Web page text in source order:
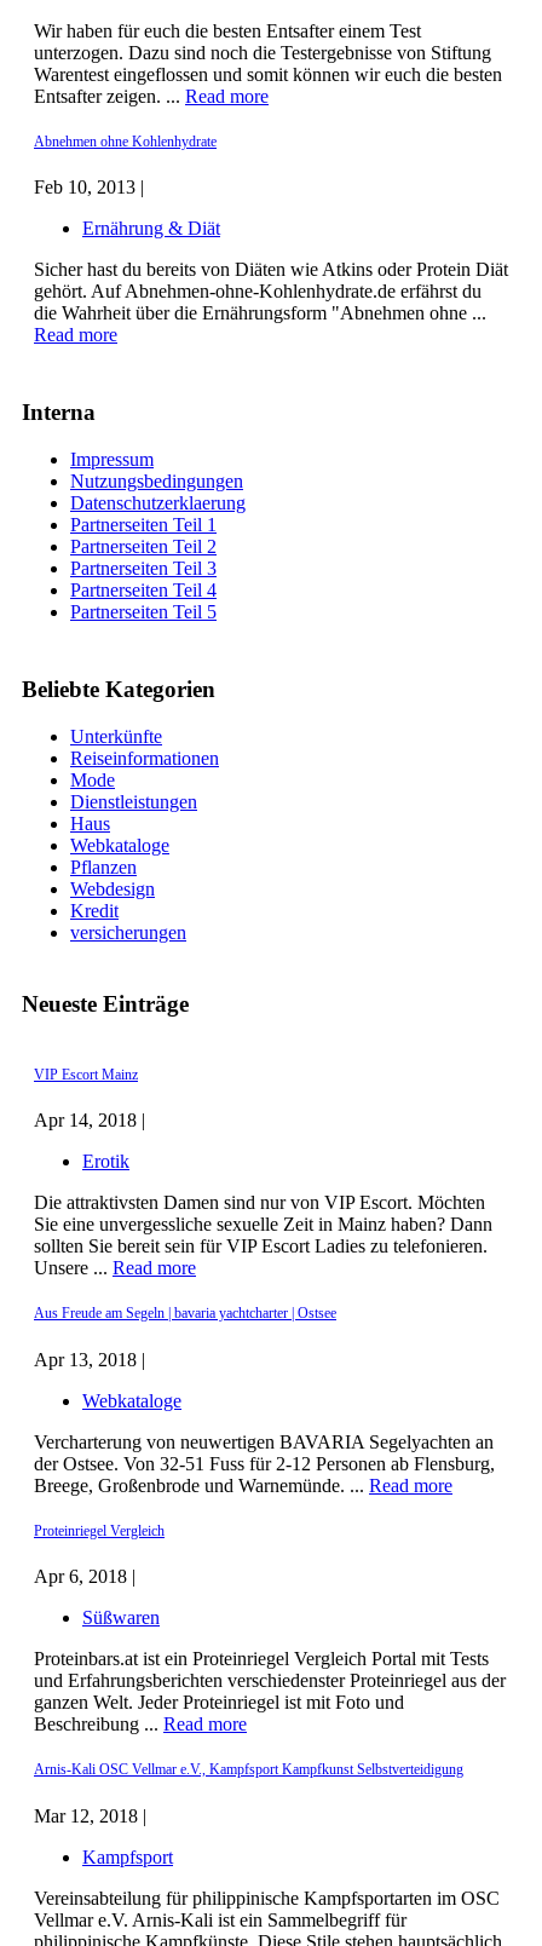
Beliebte Kategorien
Unterkünfte
Reiseinformationen
Mode
Dienstleistungen
Haus
Webkataloge
Pflanzen
Webdesign
Kredit
versicherungen
Neueste Einträge
VIP Escort Mainz
Apr 14, 2018 |
Erotik
Die attraktivsten Damen sind nur von VIP Escort. Möchten
Sie eine unvergessliche sexuelle Zeit in Mainz haben? Dann
sollten Sie bereit sein für VIP Escort Ladies zu telefonieren.
Unsere ... Read more
Aus Freude am Segeln | bavaria yachtcharter | Ostsee
Apr 13, 2018 |
Webkataloge
Vercharterung von neuwertigen BAVARIA Segelyachten an
der Ostsee. Von 32-51 Fuss für 2-12 Personen ab Flensburg,
Breege, Großenbrode und Warnemünde. ... Read more
Proteinriegel Vergleich
Apr 6, 2018 |
Süßwaren
Proteinbars.at ist ein Proteinriegel Vergleich Portal mit Tests
und Erfahrungsberichten verschiedenster Proteinriegel aus der
ganzen Welt. Jeder Proteinriegel ist mit Foto und
Beschreibung ... Read more
Arnis-Kali OSC Vellmar e.V., Kampfsport Kampfkunst Selbstverteidigung
Mar 12, 2018 |
Kampfsport
Vereinsabteilung für philippinische Kampfsportarten im OSC
Vellmar e.V. Arnis-Kali ist ein Sammelbegriff für
philippinische Kampfkünste. Diese Stile stehen hauptsächlich
Wir haben für euch die besten Entsafter einem Test
unterzogen. Dazu sind noch die Testergebnisse von Stiftung
Warentest eingeflossen und somit können wir euch die besten
Entsafter zeigen. ... Read more
Abnehmen ohne Kohlenhydrate
Feb 10, 2013 |
Ernährung & Diät
Sicher hast du bereits von Diäten wie Atkins oder Protein Diät
gehört. Auf Abnehmen-ohne-Kohlenhydrate.de erfährst du
die Wahrheit über die Ernährungsform "Abnehmen ohne ...
Read more
Interna
Impressum
Nutzungsbedingungen
Datenschutzerklaerung
Partnerseiten Teil 1
Partnerseiten Teil 2
Partnerseiten Teil 3
Partnerseiten Teil 4
Partnerseiten Teil 5